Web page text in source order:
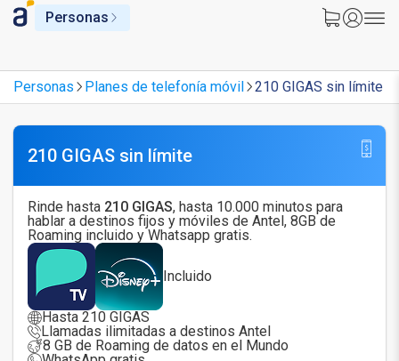
Personas
Personas Planes de telefonía móvil 210 GIGAS sin límite
210 GIGAS sin límite
Rinde hasta 210 GIGAS, hasta 10.000 minutos para
hablar a destinos fijos y móviles de Antel, 8GB de
Roaming incluido y Whatsapp gratis.
Incluido
Hasta 210 GIGAS
Llamadas ilimitadas a destinos Antel
8 GB de Roaming de datos en el Mundo